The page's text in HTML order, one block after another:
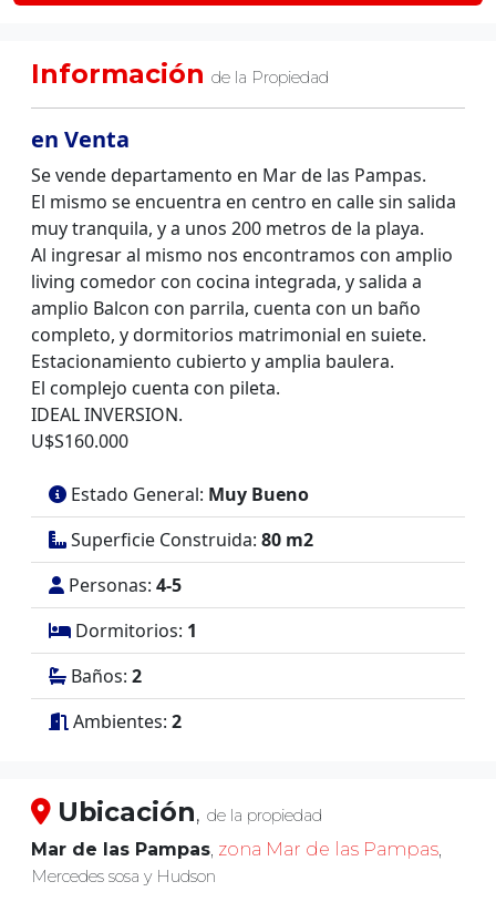
Información de la Propiedad
en Venta
Se vende departamento en Mar de las Pampas.
El mismo se encuentra en centro en calle sin salida
muy tranquila, y a unos 200 metros de la playa.
Al ingresar al mismo nos encontramos con amplio
living comedor con cocina integrada, y salida a
amplio Balcon con parrila, cuenta con un baño
completo, y dormitorios matrimonial en suiete.
Estacionamiento cubierto y amplia baulera.
El complejo cuenta con pileta.
IDEAL INVERSION.
U$S160.000
Estado General: Muy Bueno
Superficie Construida: 80 m2
Personas: 4-5
Dormitorios: 1
Baños: 2
Ambientes: 2
Ubicación, de la propiedad
Mar de las Pampas , zona Mar de las Pampas ,
Mercedes sosa y Hudson